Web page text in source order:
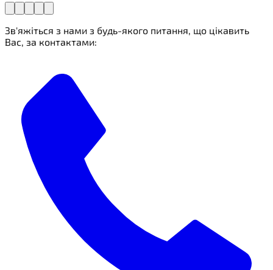
Зв'яжіться з нами з будь-якого питання, що цікавить
Вас, за контактами: